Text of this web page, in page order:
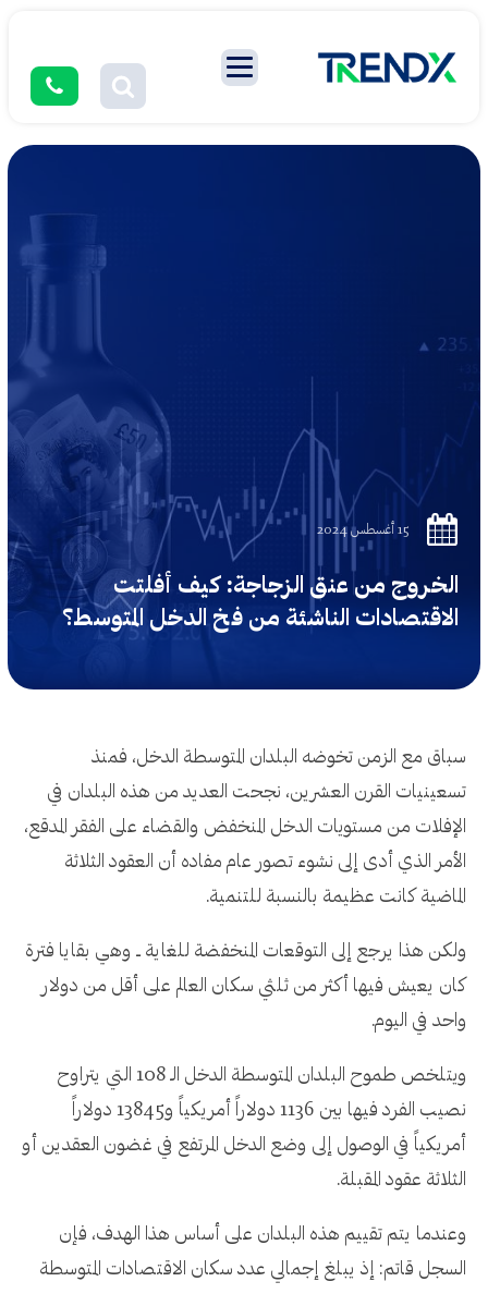
15 أغسطس 2024
الخروج من عنق الزجاجة: كيف أفلتت
الاقتصادات الناشئة من فخ الدخل المتوسط؟
سباق مع الزمن تخوضه البلدان المتوسطة الدخل، فمنذ
تسعينيات القرن العشرين، نجحت العديد من هذه البلدان في
الإفلات من مستويات الدخل المنخفض والقضاء على الفقر المدقع،
الأمر الذي أدى إلى نشوء تصور عام مفاده أن العقود الثلاثة
الماضية كانت عظيمة بالنسبة للتنمية.
ولكن هذا يرجع إلى التوقعات المنخفضة للغاية ــ وهي بقايا فترة
كان يعيش فيها أكثر من ثلثي سكان العالم على أقل من دولار
واحد في اليوم.
ويتلخص طموح البلدان المتوسطة الدخل الـ 108 التي يتراوح
نصيب الفرد فيها بين 1136 دولاراً أمريكياً و13845 دولاراً
أمريكياً في الوصول إلى وضع الدخل المرتفع في غضون العقدين أو
الثلاثة عقود المقبلة.
وعندما يتم تقييم هذه البلدان على أساس هذا الهدف، فإن
السجل قاتم: إذ يبلغ إجمالي عدد سكان الاقتصادات المتوسطة